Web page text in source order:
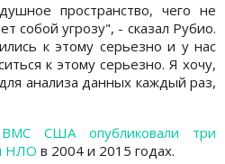
пространство, чего не
собой угрозу", - сказал Рубио.
к этому серьезно и у нас
к этому серьезно. Я хочу,
анализа данных каждый раз,
ВМС США опубликовали три
НЛО в 2004 и 2015 годах.